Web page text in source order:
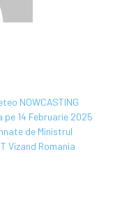
NOWCASTING
pe 14 Februarie 2025
de Ministrul
Vizand Romania